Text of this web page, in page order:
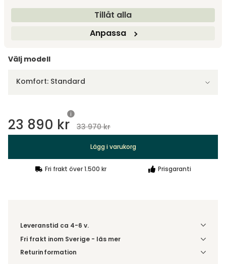
Tillåt alla
Anpassa
Välj modell
Komfort: Standard
23 890 kr 33 970 kr
Lägg i varukorg
Fri frakt över 1.500 kr Prisgaranti
Leveranstid ca 4-6 v.
Fri frakt inom Sverige - läs mer
Denna vara skickas till din port/tomtgräns. Innan leverans
Returinformation